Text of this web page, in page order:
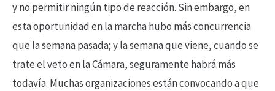
y no permitir ningún tipo de reacción. Sin embargo, en
esta oportunidad en la marcha hubo más concurrencia
que la semana pasada; y la semana que viene, cuando se
trate el veto en la Cámara, seguramente habrá más
todavía. Muchas organizaciones están convocando a que